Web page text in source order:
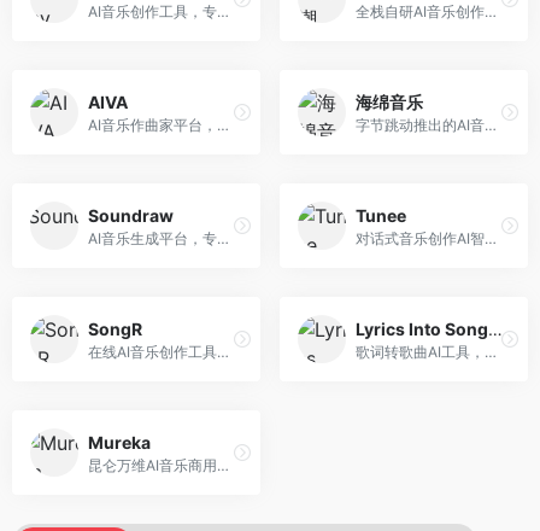
AI音乐创作工具，专注于快速音乐生成与发布。面向音乐爱好者和业余创作者，支持一键生成原创音乐，可直接发布到音乐平台，创作门槛低。 全栈自研AI音乐创作平台，支持从创作到发布的完整流程。面向独立音乐人和音乐工作室，提供作词作曲、编曲混音、音乐发布等服务，创作工具专业。
AIVA
AI音乐作曲家平台，专注于古典和影视配乐创作。面向影视制作人和游戏开发者，提供原创音乐生成、配乐定制等服务，音乐风格专业，适合影视游戏配乐。
海绵音乐
字节跳动推出的AI音乐创作平台，支持多风格音乐生成。面向内容创作者和音乐爱好者，提供歌词创作、旋律生成、编曲制作等服务，创作效率高，适合短视频配乐。
Soundraw
AI音乐生成平台，专注于免版税音乐创作。面向视频创作者和内容制作者，提供背景音乐生成、音乐定制等服务，音乐版权清晰，适合视频配乐场景。
Tunee
对话式音乐创作AI智能体，支持自然语言交互创作。面向音乐爱好者，通过对话方式完成音乐创作，交互体验友好，创作过程直观。
SongR
在线AI音乐创作工具，支持歌词与旋律一体化生成。面向内容创作者和音乐爱好者，提供歌词创作、旋律生成、音乐制作等服务，操作简便，创作速度快。
Lyrics Into Song AI
歌词转歌曲AI工具，支持将歌词转化为完整歌曲。面向歌词创作者和音乐爱好者，提供歌词谱曲、编曲制作等服务，歌词音乐化效率高。
Mureka
昆仑万维AI音乐商用创作平台，专注于商业音乐授权。面向企业和商业用户，提供版权音乐生成、商用授权等服务，音乐版权清晰，商业应用安全。